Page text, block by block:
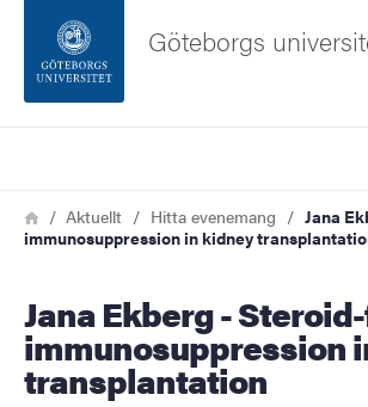
Sidfoten
Om webbplatsen
Göteborgs
Länkstig
HemAktuellt Hitta evenemang
Jana
immunosuppression in kidney
Jana Ekberg - Steroid-free
immunosuppression
transplantation